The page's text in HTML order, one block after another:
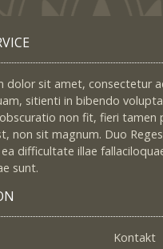
dolor sit amet, consectetur
sitienti in bibendo
non fit, fieri tamen
non sit magnum. Duo
difficultate illae
sunt.
Kontakt